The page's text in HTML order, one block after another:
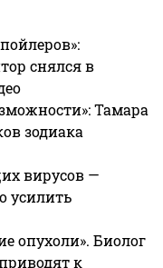
снялся в
Тамара
зодиака
вирусов —
усилить
опухоли». Биолог
к